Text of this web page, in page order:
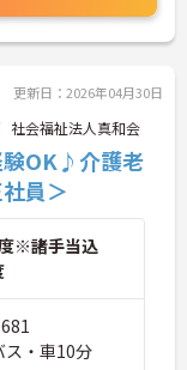
更新日：2026年04月30日
社会福祉法人真和会
験OK♪介護老
員＞
※諸手当込
ス・車10分